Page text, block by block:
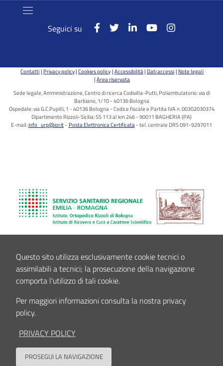
Seguici su
Contatti Privacy policy Cookies policy Accessibilità Dati accessi Note legali
Area riservata
Sede legale, Amministrazione, Centro di ricerca Codivilla-Putti, Poliambulatorio: via di
Barbiano, 1/10 - 40136 Bologna
Ospedale: via G.C.Pupilli, 1 - 40136 Bologna - Codice fiscale e Partita IVA n. 00302030374
Dipartimento Rizzoli-Sicilia: SS 113 al km 246 - 90011 BAGHERIA (PA)
E-mail:info_urp@ior.it Posta Elettronica Certificata tel. centrale DRS 091-9297011
Questo sito utilizza esclusivamente cookie tecnici o
assimilabili a tecnici; la prosecuzione della navigazione
comporta l'utilizzo di tali cookie.
Per maggiori informazioni consulta la nostra privacy
policy.
PRIVACY POLICY
PROSEGUI LA NAVIGAZIONE